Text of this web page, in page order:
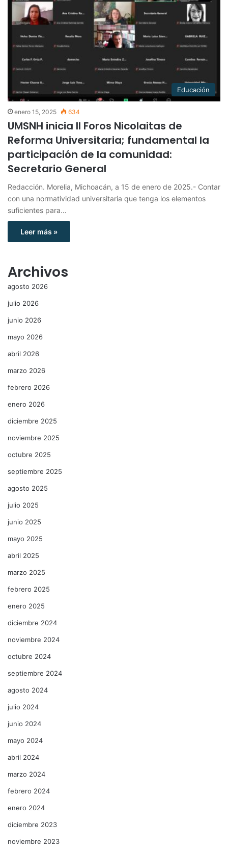
Educación
enero 15, 2025 634
UMSNH inicia II Foros Nicolaitas de
Reforma Universitaria; fundamental la
participación de la comunidad:
Secretario General
Redacción. Morelia, Michoacán, a 15 de enero de 2025.- Contar
con una normatividad universitaria que tenga los elementos
suficientes para…
Leer más »
Archivos
agosto 2026
julio 2026
junio 2026
mayo 2026
abril 2026
marzo 2026
febrero 2026
enero 2026
diciembre 2025
noviembre 2025
octubre 2025
septiembre 2025
agosto 2025
julio 2025
junio 2025
mayo 2025
abril 2025
marzo 2025
febrero 2025
enero 2025
diciembre 2024
noviembre 2024
octubre 2024
septiembre 2024
agosto 2024
julio 2024
junio 2024
mayo 2024
abril 2024
marzo 2024
febrero 2024
enero 2024
diciembre 2023
noviembre 2023